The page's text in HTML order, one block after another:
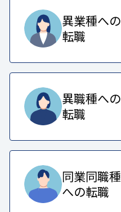
異業種への
転職
異職種への
転職
同業同職種
への転職